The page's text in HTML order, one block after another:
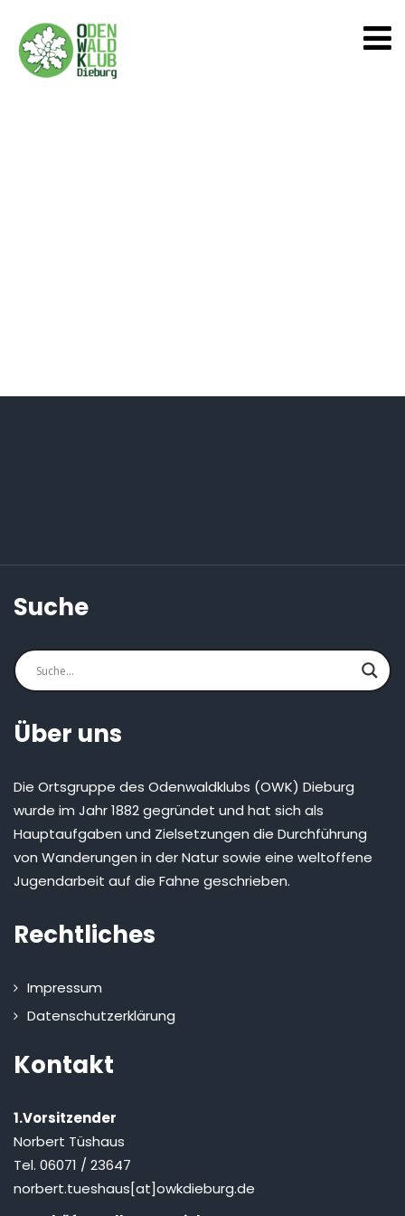
Suche
Über uns
Die Ortsgruppe des Odenwaldklubs (OWK) Dieburg
wurde im Jahr 1882 gegründet und hat sich als
Hauptaufgaben und Zielsetzungen die Durchführung
von Wanderungen in der Natur sowie eine weltoffene
Jugendarbeit auf die Fahne geschrieben.
Rechtliches
Impressum
Datenschutzerklärung
Kontakt
1.Vorsitzender
Norbert Tüshaus
Tel. 06071 / 23647
norbert.tueshaus[at]owkdieburg.de